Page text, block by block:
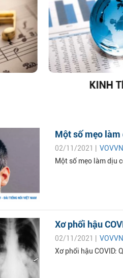
KINH
Một số mẹo làm
02/11/2021 | VOVVN
Một số mẹo làm dịu
Xơ phổi hậu
02/11/2021 | VOVVN
Xơ phổi hậu COVID: